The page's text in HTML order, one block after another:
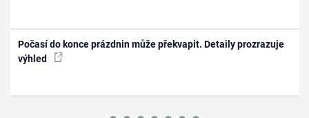
Počasí do konce prázdnin může překvapit. Detaily prozrazuje
výhled